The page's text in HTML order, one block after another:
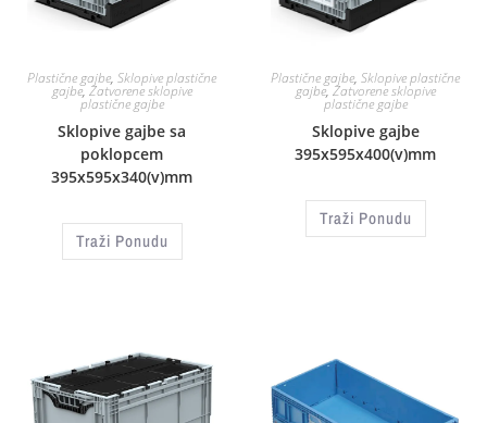
Plastične gajbe, Sklopive plastične
gajbe,Zatvorene sklopive
plastične gajbe
Sklopive gajbe sa
poklopcem
395x595x340(v)mm
Traži Ponudu
Plastične gajbe, Sklopive plastične
gajbe,Zatvorene sklopive
plastične gajbe
Sklopive gajbe
395x595x400(v)mm
Traži Ponudu